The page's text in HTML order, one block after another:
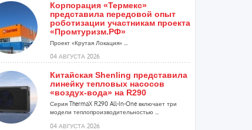
Корпорация «Термекс»
представила передовой опыт
роботизации участникам проекта
«Промтуризм.РФ»
Проект «Крутая Локация» ...
04 АВГУСТА 2026
Китайская Shenling представила
линейку тепловых насосов
«воздух-вода» на R290
Серия ThermaX R290 All-In-One включает три
модели теплопроизводительностью ...
04 АВГУСТА 2026